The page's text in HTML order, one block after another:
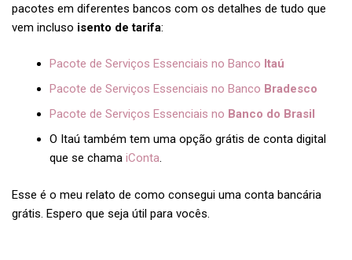
pacotes em diferentes bancos com os detalhes de tudo que
vem incluso isento de tarifa:
Pacote de Serviços Essenciais no Banco Itaú
Pacote de Serviços Essenciais no Banco Bradesco
Pacote de Serviços Essenciais no Banco do Brasil
O Itaú também tem uma opção grátis de conta digital
que se chama iConta.
Esse é o meu relato de como consegui uma conta bancária
grátis. Espero que seja útil para vocês.